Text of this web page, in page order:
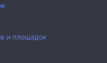
и площадок